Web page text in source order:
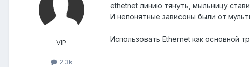
VIP
2.3k
ethetnet линию тянуть, мыльницу
И непонятные зависоны были от
Использовать Ethernet как основной